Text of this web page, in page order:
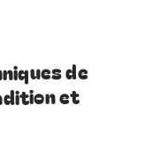
de
et